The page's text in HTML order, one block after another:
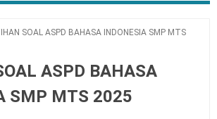
SOAL ASPD BAHASA INDONESIA SMP MTS
ASPD BAHASA
SMP MTS 2025